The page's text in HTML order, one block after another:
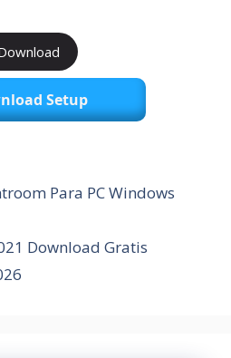
Setup
Para PC Windows
Download Gratis